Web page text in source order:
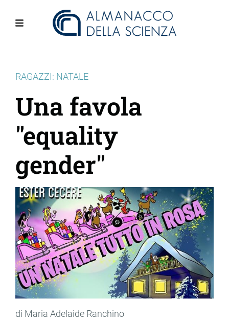
RAGAZZI: NATALE
Una favola
"equality
gender"
di Maria Adelaide Ranchino